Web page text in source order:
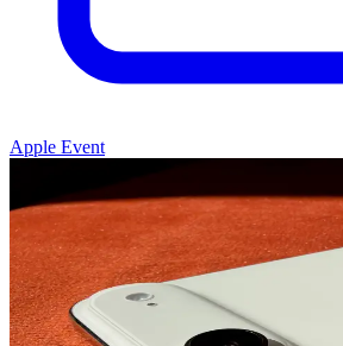
Apple Event